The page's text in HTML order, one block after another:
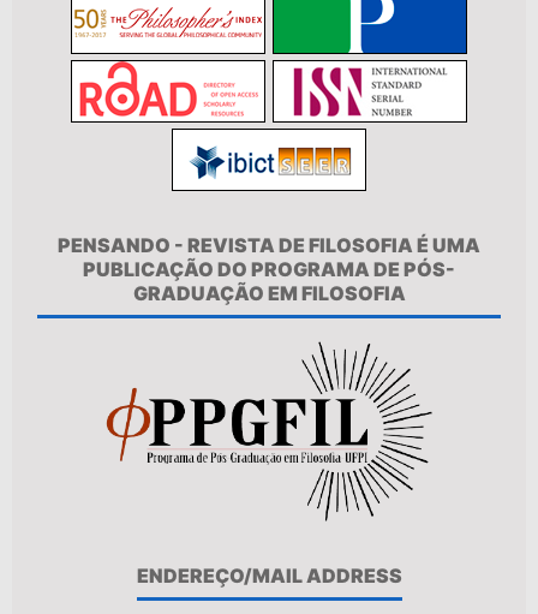
PENSANDO - REVISTA DE FILOSOFIA É UMA
PUBLICAÇÃO DO PROGRAMA DE PÓS-
GRADUAÇÃO EM FILOSOFIA
ENDEREÇO/MAIL ADDRESS